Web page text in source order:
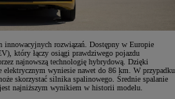
innowacyjnych rozwiązań. Dostępny w Europie
który łączy osiągi prawdziwego pojazdu
najnowszą technologię hybrydową. Dzięki
wyniesie nawet do 86 km. W przypadku
skorzystać silnika spalinowego. Średnie spalanie
najniższym wynikiem w historii modelu.